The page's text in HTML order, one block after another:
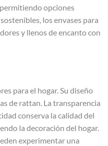
opciones
los envases para
y llenos de encanto con
para el hogar. Su diseño
de rattan. La transparencia
conserva la calidad del
la decoración del hogar.
experimentar una